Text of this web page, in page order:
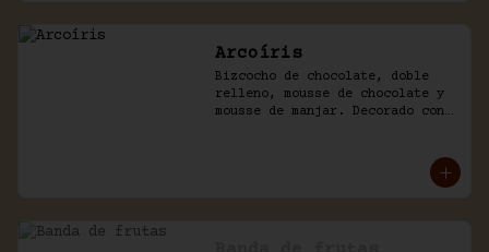
Arcoíris
Bizcocho de chocolate, doble
relleno, mousse de chocolate y
mousse de manjar. Decorado con